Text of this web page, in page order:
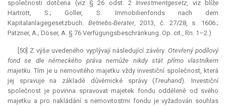
společnosti dotčena (viz § 26 odst. 2Investmentgesetz, viz blíže
Hartrott, S.; Goller, S. Immobilienfonds nach dem
Kapitalanlagegesetzbuch. Betriebs-Berater, 2013, č. 27/28, s. 1606.;
Patzner, A.; Döser, A. § 76 Verfügungsbeschränkung. Op. cit., Rn. 1–2.)
[50] Z výše uvedeného vyplývají následující závěry. Otevřený podílový
fond se dle německého práva nemůže nikdy stát přímo vlastníkem
majetku. Tím je u nemovitého majetku vždy investiční společnost, která
jej spravuje na základě důvěrnické správy (Treuhand). Investiční
společnost je povinna spravovat majetek fondu odděleně od svého
majetku a pro nakládání s nemovitostmi fondu je vyžadován souhlas